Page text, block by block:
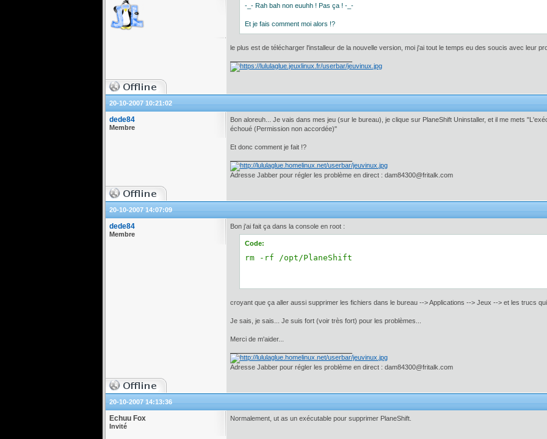
-_- Rah bah non euuhh ! Pas ça ! -_-
Et je fais comment moi alors !?
le plus est de télécharger l'installeur de la nouvelle version, moi j'ai tout le temps eu des soucis avec leur
20-10-2007 10:21:02
dede84
Membre
Bon aloreuh... Je vais dans mes jeu (sur le bureau), je clique sur PlaneShift Uninstaller, et il me mets
échoué (Permission non accordée)"
Et donc comment je fait !?
Adresse Jabber pour régler les problème en direct : dam84300@fritalk.com
20-10-2007 14:07:09
dede84
Membre
Bon j'ai fait ça dans la console en root :
Code:
rm -rf /opt/PlaneShift
croyant que ça aller aussi supprimer les fichiers dans le bureau --> Applications --> Jeux --> et les trucs
Je sais, je sais... Je suis fort (voir très fort) pour les problèmes...
Merci de m'aider...
Adresse Jabber pour régler les problème en direct : dam84300@fritalk.com
20-10-2007 14:13:36
Echuu Fox
Invité
Normalement, ut as un exécutable pour supprimer PlaneShift.